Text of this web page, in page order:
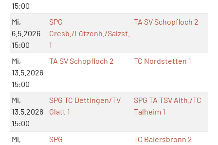
15:00
Mi,
6.5.2026
15:00
SPG
Cresb./Lützenh./Salzst.
1
TA SV Schopfloch 2
Mi,
13.5.2026
15:00
TA SV Schopfloch 2 TC Nordstetten 1
Mi,
13.5.2026
15:00
SPG TC Dettingen/TV
Glatt 1
SPG TA TSV Alth./TC
Talheim 1
Mi,
SPG
TC Baiersbronn 2